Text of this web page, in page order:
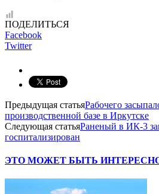
ПОДЕЛИТЬСЯ
Facebook
Twitter
Предыдущая статьяРабочего
производственной базе в Иркутске
Следующая статьяРаненый в ИК-3
госпитализирован
ЭТО МОЖЕТ БЫТЬ